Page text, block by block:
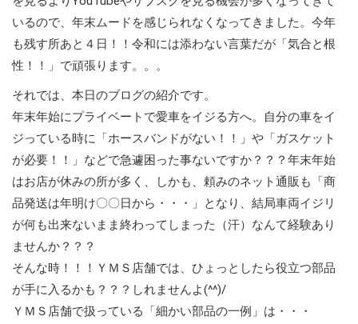
いるので、年末ムードを感じられなくなってきました。今年
も残す所あと４日！！令和には添わない言葉だが「気合と根
性！！」で頑張ります。。。
それでは、本日のブログの紹介です。
年末年始にプライベートで愛車をイジる方へ。自分の車をイ
ジっている時に「ホースバンドがない！！」や「ガスケット
が必要！！」などで急遽困った事ないですか？？？年末年始
はお店が休みの所が多く、しかも、頼みのネット通販も「商
品発送は年明け〇〇日から・・・」となり、結局車両イジリ
が何も出来ないまま終わってしまった（汗）なんて経験あり
ませんか？？？
そんな時！！！ＹＭＳ店舗では、ひょっとしたら役立つ部品
が手に入るかも？？？しれませんよ(^^)/
ＹＭＳ店舗で扱っている「細かい部品の一例」は・・・